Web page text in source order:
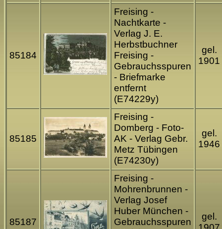
85184
Freising -
Nachtkarte -
Verlag J. E.
Herbstbuchner
Freising -
Gebrauchsspuren
- Briefmarke
entfernt
(E74229y)
gel.
1901
85185
Freising -
Domberg - Foto-
AK - Verlag Gebr.
Metz Tübingen
(E74230y)
gel.
1946
85187
Freising -
Mohrenbrunnen -
Verlag Josef
Huber München -
Gebrauchsspuren
gel.